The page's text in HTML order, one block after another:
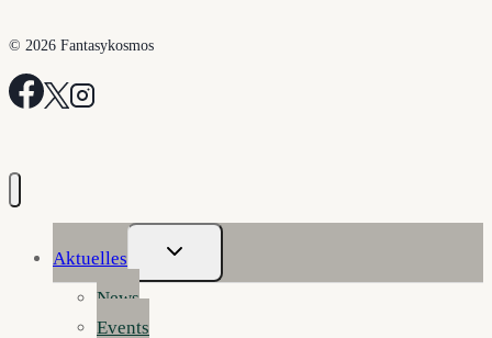
© 2026 Fantasykosmos
Aktuelles
Untermenü
Umschalten
News
Events